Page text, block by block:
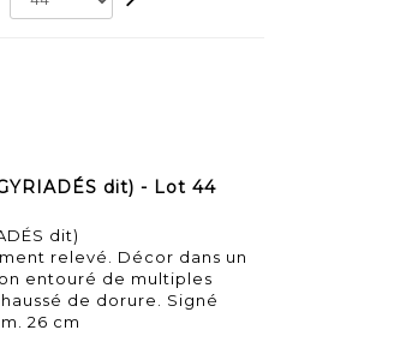
dit) - Lot 44
dit)
relevé. Décor dans un
entouré de multiples
de dorure. Signé
26 cm